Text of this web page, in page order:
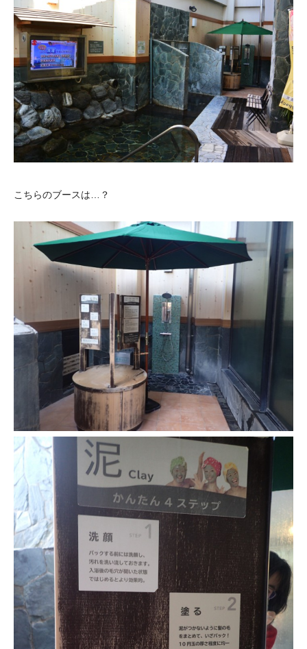
こちらのブースは…？